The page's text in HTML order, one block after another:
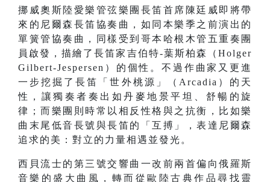
挪威奧斯陸愛樂管弦樂團長笛首席陳廷威即將帶
來的尼爾森長笛協奏曲，如同本樂季之前演出的
單簧管協奏曲，同樣受到哥本哈根木管五重奏團
員啟發，描繪了長笛家吉伯特-葉斯柏森（Holger
Gilbert-Jespersen）的個性。不過作曲家又更進
一步挖掘了長笛「世外桃源」（Arcadia）的天
性，讓獨奏者奏出如丹麥地景平坦、舒暢的旋
律；而樂團則時常以相反性格與之抗衡，比如樂
曲末尾低音長號與長笛的「互搏」，表達尼爾森
追求的美：對立的力量相遇並發光。
西貝流士的第三號交響曲一改前兩首偏向俄羅斯
音樂的盛大曲風，轉而從歐陸古典作品尋找靈